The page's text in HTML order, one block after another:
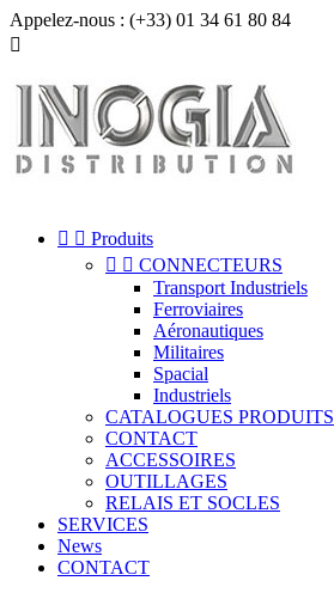
Appelez-nous : (+33) 01 34 61 80 84

  Produits
  CONNECTEURS
Transport Industriels
Ferroviaires
Aéronautiques
Militaires
Spacial
Industriels
CATALOGUES PRODUITS
CONTACT
ACCESSOIRES
OUTILLAGES
RELAIS ET SOCLES
SERVICES
News
CONTACT